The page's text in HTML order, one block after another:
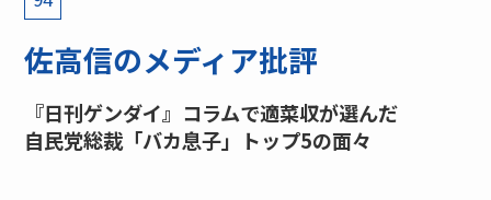
佐高信のメディア批評
『日刊ゲンダイ』コラムで適菜収が選んだ
自民党総裁「バカ息子」トップ5の面々